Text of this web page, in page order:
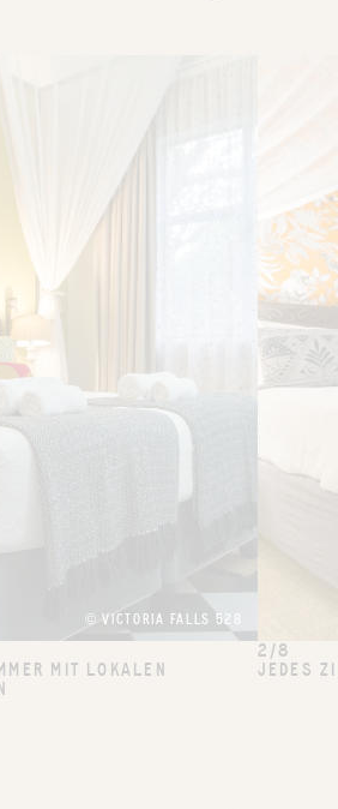
© VICTORIA FALLS 528
MIT LOKALEN
2/8
JEDES